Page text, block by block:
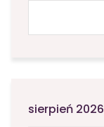
sierpień 2026